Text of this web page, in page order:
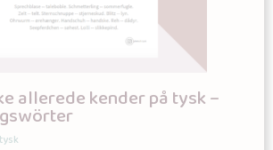
allerede kender på tysk –